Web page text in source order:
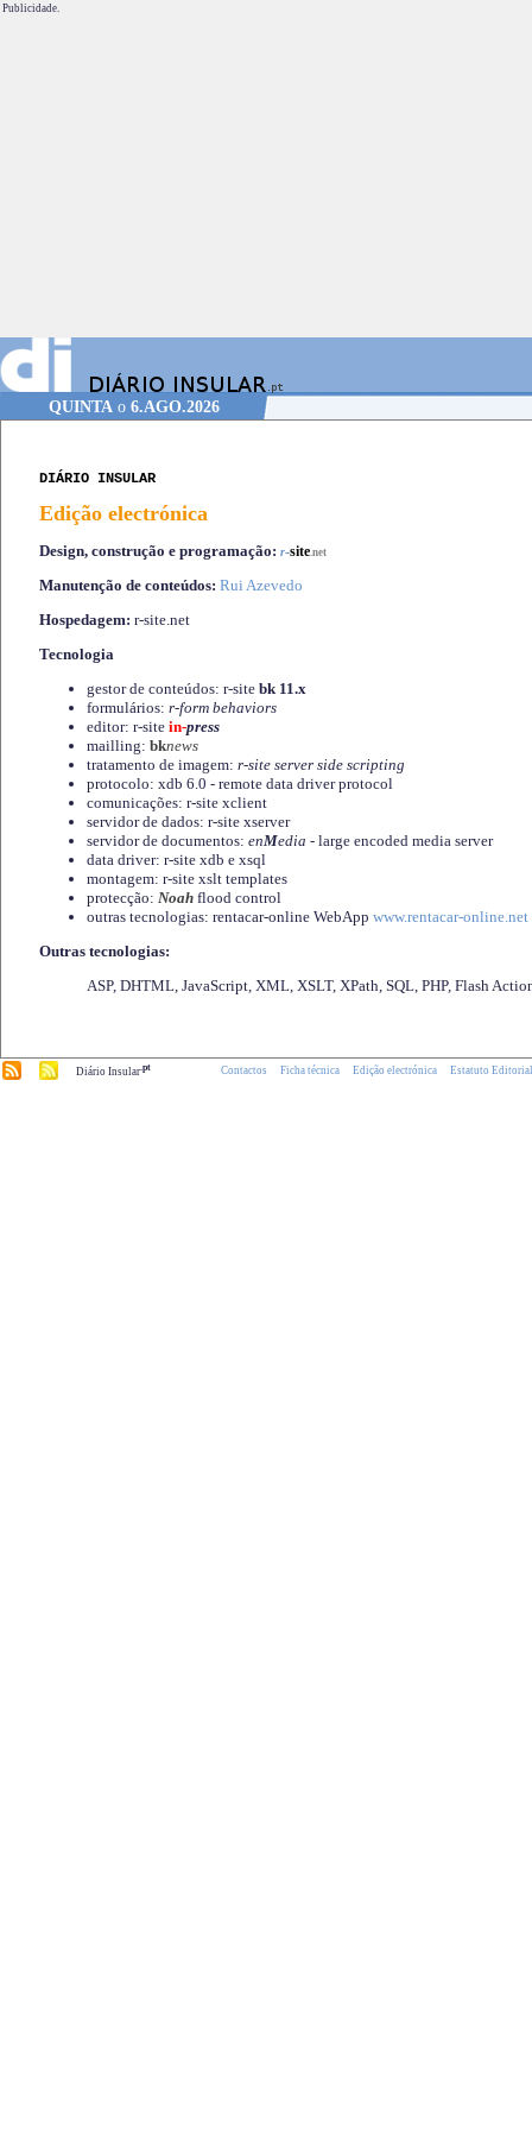
Publicidade.
QUINTAo 6.AGO.2026
DIÁRIO INSULAR
Edição electrónica
Design, construção e programação: r-site.net
Manutenção de conteúdos: Rui Azevedo
Hospedagem: r-site.net
Tecnologia
gestor de conteúdos: r-site bk 11.x
formulários: r-form behaviors
editor: r-site in-press
mailling: bknews
tratamento de imagem: r-site server side scripting
protocolo: xdb 6.0 - remote data driver protocol
comunicações: r-site xclient
servidor de dados: r-site xserver
servidor de documentos: enMedia - large encoded media server
data driver: r-site xdb e xsql
montagem: r-site xslt templates
protecção: Noah flood control
outras tecnologias: rentacar-online WebApp www.rentacar-online.net
Outras tecnologias:
ASP, DHTML, JavaScript, XML, XSLT, XPath, SQL, PHP, Flash
Diário Insular.pt Contactos Ficha técnica Edição electrónica Estatuto Editorial